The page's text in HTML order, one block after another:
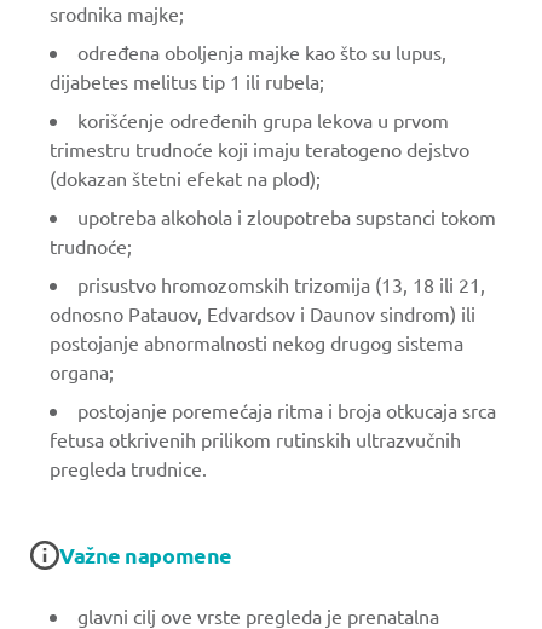
srodnika majke;
određena oboljenja majke kao što su lupus,
dijabetes melitus tip 1 ili rubela;
korišćenje određenih grupa lekova u prvom
trimestru trudnoće koji imaju teratogeno dejstvo
(dokazan štetni efekat na plod);
upotreba alkohola i zloupotreba supstanci tokom
trudnoće;
prisustvo hromozomskih trizomija (13, 18 ili 21,
odnosno Patauov, Edvardsov i Daunov sindrom) ili
postojanje abnormalnosti nekog drugog sistema
organa;
postojanje poremećaja ritma i broja otkucaja srca
fetusa otkrivenih prilikom rutinskih ultrazvučnih
pregleda trudnice.
Važne napomene
glavni cilj ove vrste pregleda je prenatalna